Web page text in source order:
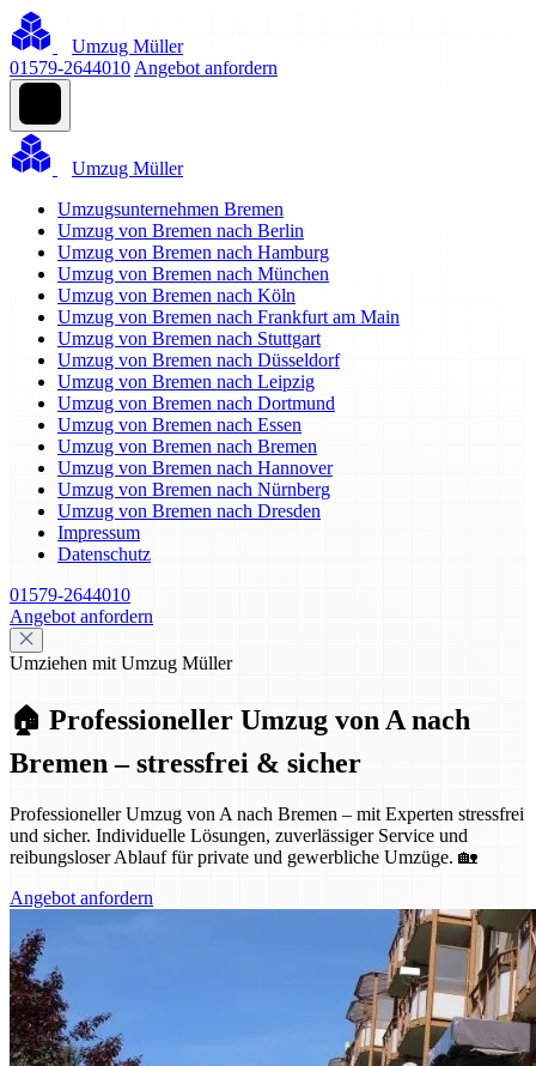
Umzug Müller
01579-2644010 Angebot anfordern
Umzug Müller
Umzugsunternehmen Bremen
Umzug von Bremen nach Berlin
Umzug von Bremen nach Hamburg
Umzug von Bremen nach München
Umzug von Bremen nach Köln
Umzug von Bremen nach Frankfurt am Main
Umzug von Bremen nach Stuttgart
Umzug von Bremen nach Düsseldorf
Umzug von Bremen nach Leipzig
Umzug von Bremen nach Dortmund
Umzug von Bremen nach Essen
Umzug von Bremen nach Bremen
Umzug von Bremen nach Hannover
Umzug von Bremen nach Nürnberg
Umzug von Bremen nach Dresden
Impressum
Datenschutz
01579-2644010
Angebot anfordern
Umziehen mit Umzug Müller
🏠 Professioneller Umzug von A nach
Bremen – stressfrei & sicher
Professioneller Umzug von A nach Bremen – mit Experten stressfrei
und sicher. Individuelle Lösungen, zuverlässiger Service und
reibungsloser Ablauf für private und gewerbliche Umzüge. 🏡
Angebot anfordern